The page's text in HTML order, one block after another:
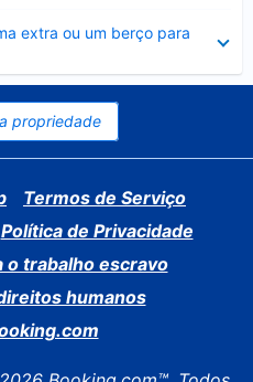
extra ou um berço para
propriedade
Termos de Serviço
Política de Privacidade
o trabalho escravo
humanos